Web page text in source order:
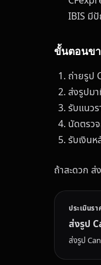
IBIS มี
ขั้นตอนข
ถ่ายรูป
ส่งรูปมา
รับแนว
นัดตรว
รับเงิน
ถ้าสะดวก
ประเมินร
ส่งรูป
ส่งรูป